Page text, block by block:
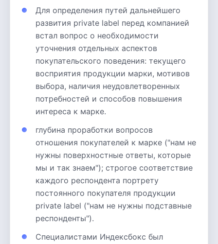
Для определения путей дальнейшего
развития private label перед компанией
встал вопрос о необходимости
уточнения отдельных аспектов
покупательского поведения: текущего
восприятия продукции марки, мотивов
выбора, наличия неудовлетворенных
потребностей и способов повышения
интереса к марке.
глубина проработки вопросов
отношения покупателей к марке ("нам не
нужны поверхностные ответы, которые
мы и так знаем"); строгое соответствие
каждого респондента портрету
постоянного покупателя продукции
private label ("нам не нужны подставные
респонденты").
Специалистами Индексбокс был